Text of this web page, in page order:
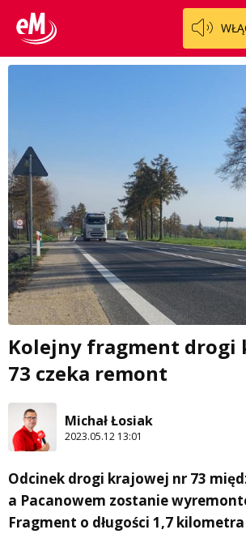
Kolejny fragment drogi
73 czeka remont
Michał Łosiak
2023.05.12 13:01
Odcinek drogi krajowej nr 73
a Pacanowem zostanie
Fragment o długości 1,7